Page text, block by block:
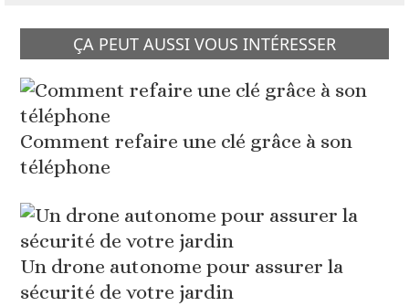
ÇA PEUT AUSSI VOUS INTÉRESSER
Comment refaire une clé grâce à son
téléphone
Un drone autonome pour assurer la
sécurité de votre jardin